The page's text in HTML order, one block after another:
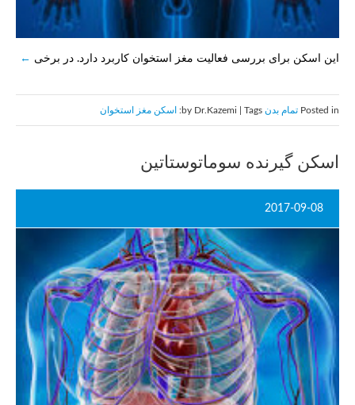
این اسکن برای بررسی فعالیت مغز استخوان کاربرد دارد. در برخی
Posted in تمام بدن اسکن مغز استخوان
اسکن گیرنده سوماتوستاتین
2017-09-08